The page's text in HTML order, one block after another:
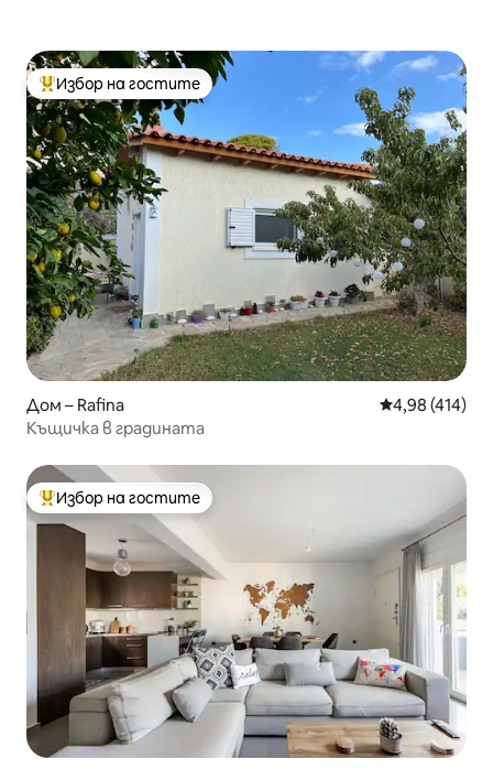
Най-популярен избор на гостите
Избор на гостите
Дом – Rafina Средна
4,98 (414)
Къщичка в градината
Най-популярен избор на гостите
Избор на гостите